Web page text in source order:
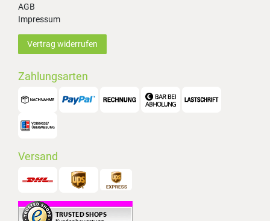
AGB
Impressum
Vertrag widerrufen
Zahlungsarten
Versand